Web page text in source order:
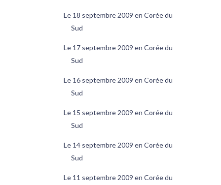
Le 18 septembre 2009 en Corée du
Sud
Le 17 septembre 2009 en Corée du
Sud
Le 16 septembre 2009 en Corée du
Sud
Le 15 septembre 2009 en Corée du
Sud
Le 14 septembre 2009 en Corée du
Sud
Le 11 septembre 2009 en Corée du